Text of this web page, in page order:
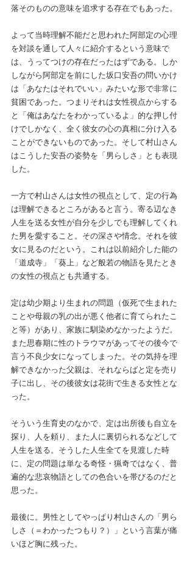
落そのものの意味を追求する存在でもあった。
よって当時理解不能だと思われた阿部定の心理
を対談を通して人々に紹介するという意味で
は、うってつけの存在だったはずである。しか
しながら阿部定を前にした坂口安吾の問いかけ
は「あなたはそれでいい」みたいな形で非常に
貧困であった。つまりそれは女性視点からする
と「俺はあなたをわかっているよ」的な押し付
けでしかなく、全く彼女の心の真相に分け入る
ことができないものであった。そして村山さん
はこうした安吾の姿勢を「男らしさ」とも表現
した。
一方で村山さんは女性の視点として、定の行為
は理解できるところがあると言う。寄る辺なき
人生を送る女性が自分を少しでも理解してくれ
た男を愛すること。その深さや情念。それを彼
女に見るのだという。これは以前紹介した能の
「道成寺」「葵上」など般若の物語を見たとき
の女性の視点とも共通する。
定は幼少期より生まれの問題（仮死で生まれた
ことや母親の乳の出が悪く他者に育てられたこ
と等）があり、家族に馴染めなかったようだ。
また思春期に性のトラウマがあってその後今で
言う不良少女になってしまった。その気持を理
解できなかった父親は、それならばと定を売り
子に出し、その後彼女は花街で生きる女性とな
った。
そういう生育史のなかで、定は出所後も自立を
探り、人を頼り、また人に裏切られるなどして
人生を送る。そうした人生全てを見渡した時
に、定の問題は単なる奇怪・猟奇ではなく、普
遍的な悲哀物語としての色合いを帯びるのだと
思った。
最後に。男性としてやっぱり村山さんの「男ら
しさ（＝わかったつもり？）」という言葉が痛
いほど胸に残った。